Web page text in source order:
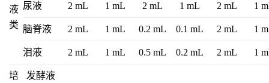
液
类
尿液 2 mL 1 mL 2 mL 1 mL 2 mL 1
脑脊液 2 mL 1 mL 0.2 mL 0.1 mL 2 mL 1
泪液 2 mL 1 mL 0.5 mL 0.2 mL 2 mL 1
培
发酵液